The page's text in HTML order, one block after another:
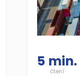
5 min.
čtení